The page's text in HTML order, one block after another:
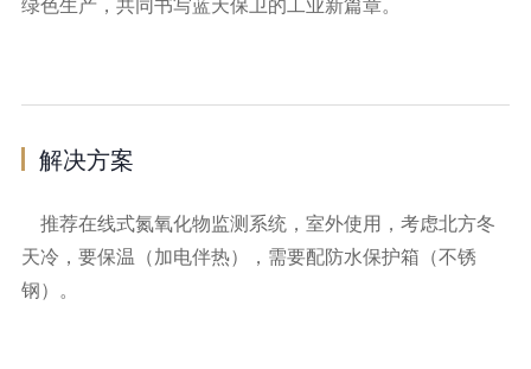
解决方案
推荐在线式氮氧化物监测系统，室外使用，考虑北方冬
天冷，要保温（加电伴热），需要配防水保护箱（不锈
钢）。